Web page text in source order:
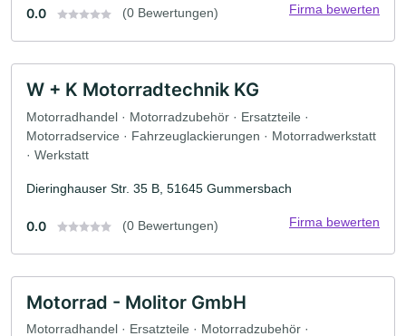
0.0 (0 Bewertungen) Firma bewerten
W + K Motorradtechnik KG
Motorradhandel · Motorradzubehör · Ersatzteile ·
Motorradservice · Fahrzeuglackierungen · Motorradwerkstatt
· Werkstatt
Dieringhauser Str. 35 B, 51645 Gummersbach
0.0 (0 Bewertungen) Firma bewerten
Motorrad - Molitor GmbH
Motorradhandel · Ersatzteile · Motorradzubehör ·